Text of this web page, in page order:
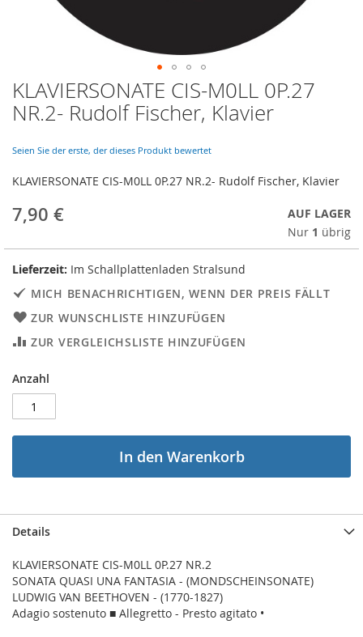
Skip
to
the
of
images
KLAVIERSONATE CIS-M0LL 0P.27
NR.2- Rudolf Fischer, Klavier
Seien Sie der erste, der dieses Produkt bewertet
KLAVIERSONATE CIS-M0LL 0P.27 NR.2- Rudolf Fischer, Klavier
7,90 €
AUF LAGER
Nur 1 übrig
Lieferzeit: Im Schallplattenladen Stralsund
MICH BENACHRICHTIGEN, WENN DER PREIS FÄLLT
ZUR WUNSCHLISTE HINZUFÜGEN
ZUR VERGLEICHSLISTE HINZUFÜGEN
Anzahl
In den Warenkorb
Details
KLAVIERSONATE CIS-M0LL 0P.27 NR.2
SONATA QUASI UNA FANTASIA - (MONDSCHEINSONATE)
LUDWIG VAN BEETHOVEN - (1770-1827)
Adagio sostenuto ■ Allegretto - Presto agitato •